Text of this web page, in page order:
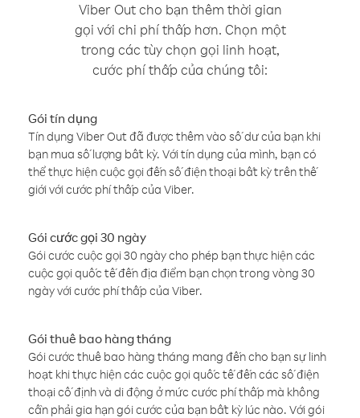
Viber Out cho bạn thêm thời gian
gọi với chi phí thấp hơn. Chọn một
trong các tùy chọn gọi linh hoạt,
cước phí thấp của chúng tôi:
Gói tín dụng
Tín dụng Viber Out đã được thêm vào số dư của bạn khi
bạn mua số lượng bất kỳ. Với tín dụng của mình, bạn có
thể thực hiện cuộc gọi đến số điện thoại bất kỳ trên thế
giới với cước phí thấp của Viber.
Gói cước gọi 30 ngày
Gói cước cuộc gọi 30 ngày cho phép bạn thực hiện các
cuộc gọi quốc tế đến địa điểm bạn chọn trong vòng 30
ngày với cước phí thấp của Viber.
Gói thuê bao hàng tháng
Gói cước thuê bao hàng tháng mang đến cho bạn sự linh
hoạt khi thực hiện các cuộc gọi quốc tế đến các số điện
thoại cố định và di động ở mức cước phí thấp mà không
cần phải gia hạn gói cước của bạn bất kỳ lúc nào. Với gói